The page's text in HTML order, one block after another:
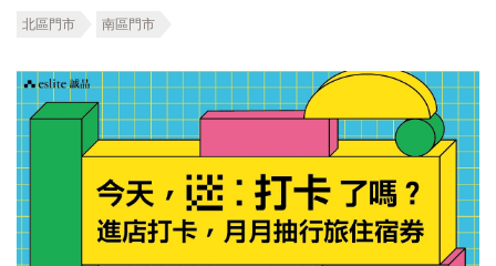
北區門市 南區門市